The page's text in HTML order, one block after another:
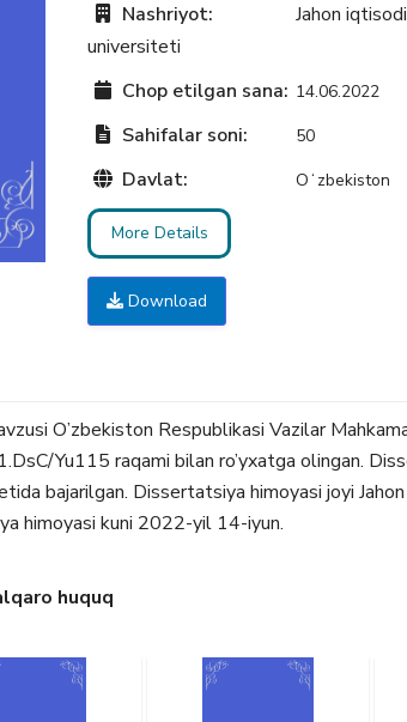
Nashriyot:
Jahon
universiteti
Chop etilgan sana: 14.06.2022
Sahifalar soni: 50
Davlat: Oʻzbekiston
More Details
Download
O’zbekiston Respublikasi Vazilar
Yu115 raqami bilan ro’yxatga olingan.
bajarilgan. Dissertatsiya himoyasi joyi
himoyasi kuni 2022-yil 14-iyun.
huquq